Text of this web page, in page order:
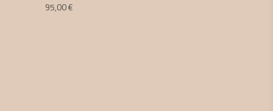
95,00€